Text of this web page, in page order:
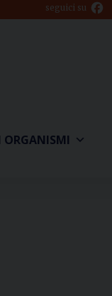
seguici su
ORGANISMI